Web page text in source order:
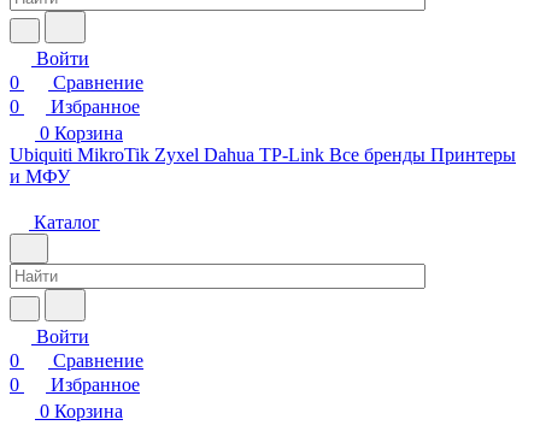
Войти
0
Сравнение
0
Избранное
0 Корзина
Ubiquiti MikroTik Zyxel Dahua TP-Link Все бренды Принтеры
и МФУ
Каталог
Войти
0
Сравнение
0
Избранное
0 Корзина